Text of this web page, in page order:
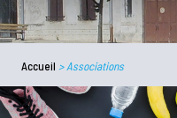
Accueil >Associations